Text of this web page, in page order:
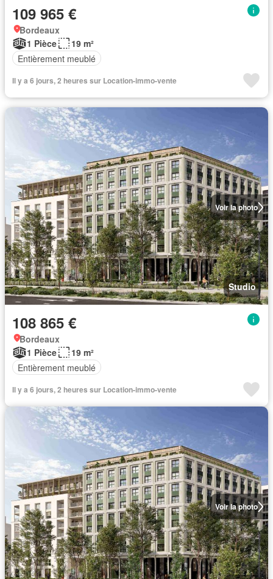
109 965 €
Bordeaux
1 Pièce
19 m²
Entièrement meublé
Il y a 6 jours, 2 heures sur Location-immo-vente
Voir la photo
Studio
108 865 €
Bordeaux
1 Pièce
19 m²
Entièrement meublé
Il y a 6 jours, 2 heures sur Location-immo-vente
Voir la photo